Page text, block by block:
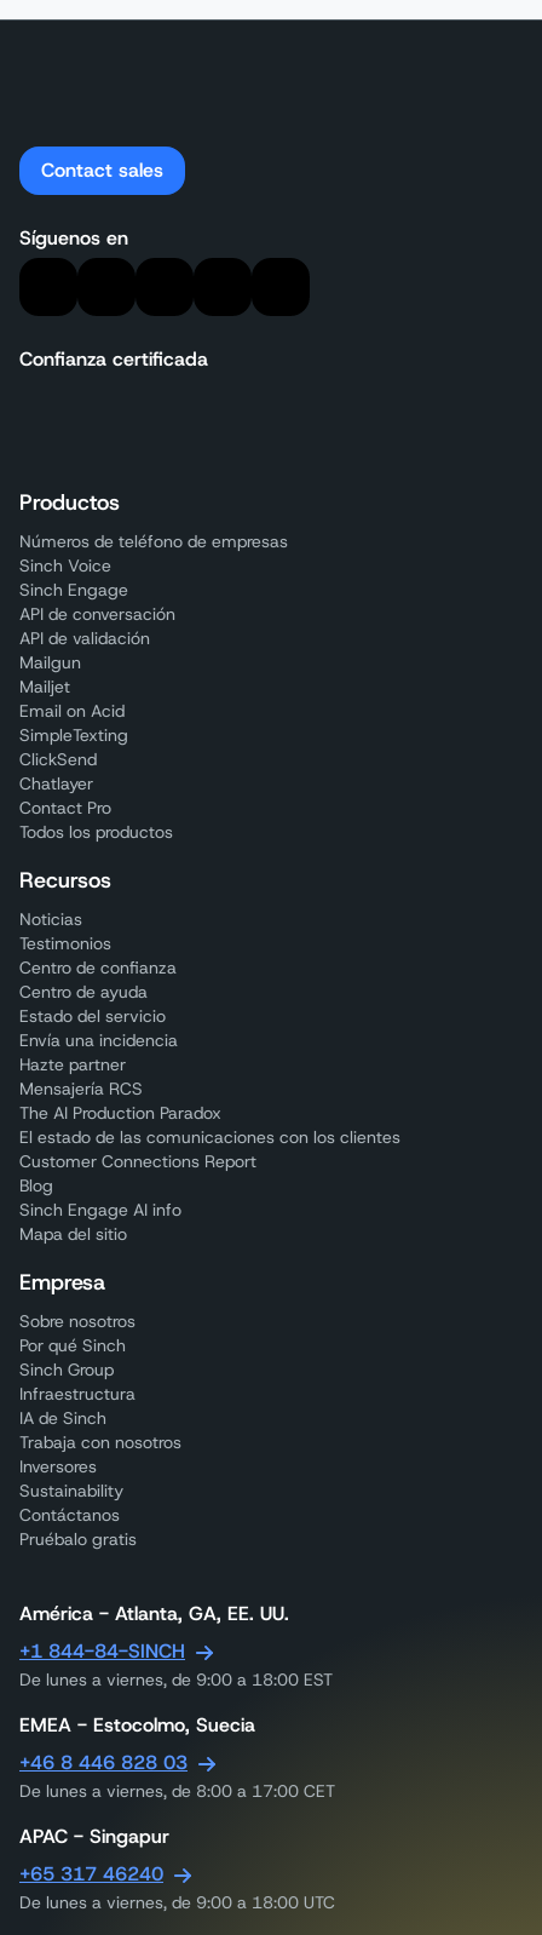
Contact sales
Síguenos en
Confianza certificada
Productos
Números de teléfono de empresas
Sinch Voice
Sinch Engage
API de conversación
API de validación
Mailgun
Mailjet
Email on Acid
SimpleTexting
ClickSend
Chatlayer
Contact Pro
Todos los productos
Recursos
Noticias
Testimonios
Centro de confianza
Centro de ayuda
Estado del servicio
Envía una incidencia
Hazte partner
Mensajería RCS
The AI Production Paradox
El estado de las comunicaciones con los clientes
Customer Connections Report
Blog
Sinch Engage AI info
Mapa del sitio
Empresa
Sobre nosotros
Por qué Sinch
Sinch Group
Infraestructura
IA de Sinch
Trabaja con nosotros
Inversores
Sustainability
Contáctanos
Pruébalo gratis
América - Atlanta, GA, EE. UU.
+1 844-84-SINCH
De lunes a viernes, de 9:00 a 18:00 EST
EMEA - Estocolmo, Suecia
+46 8 446 828 03
De lunes a viernes, de 8:00 a 17:00 CET
APAC - Singapur
+65 317 46240
De lunes a viernes, de 9:00 a 18:00 UTC